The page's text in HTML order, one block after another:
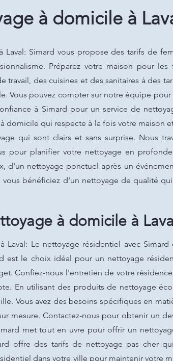
à domicile à
Laval: Simard vous propose des tarifs de
Préparez votre maison pour
travail, des cuisines et des sanitaires à des
Vous pouvez compter sur notre équipe
à Simard pour un service de
domicile qui respecte à la fois votre maison
qui sont clairs et sans surprise. Nous
pour planifier votre nettoyage en
d'un nettoyage ponctuel après un
vous bénéficiez d'un nettoyage de qualité
à domicile à
Laval: Le nettoyage résidentiel avec
est le choix idéal pour un nettoyage
Confiez-nous l'entretien de votre
En utilisant des produits de nettoyage
Vous avez des besoins spécifiques en
mesure. Contactez-nous pour obtenir un
met tout en uvre pour offrir un
offre des tarifs de nettoyage pas cher
dans votre ville pour maintenir votre